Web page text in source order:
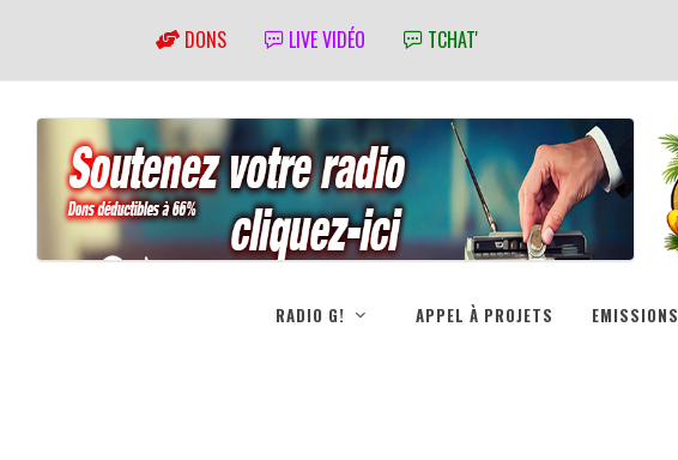
DONS LIVE VIDÉO TCHAT'
RADIO G! APPEL À PROJETS EMISSIONS